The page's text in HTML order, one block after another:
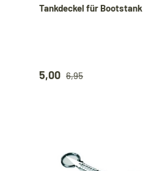
Tankdeckel für Bootstank
5,00 6,95